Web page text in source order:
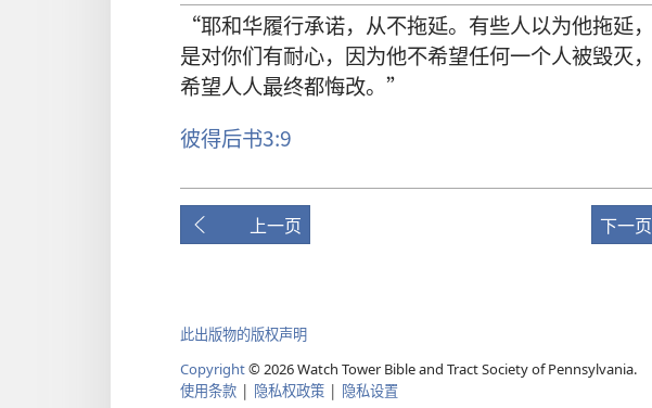
“耶和华履行承诺， 从不拖延。 有些人以为他拖延，
是对你们有耐心， 因为他不希望任何一个人被毁灭，
希望人人最终都悔改。”
彼得后书3:9
上一页 下一页
此出版物的版权声明
Copyright© 2026 Watch Tower Bible and Tract Society of Pennsylvania.
使用条款 | 隐私权政策 | 隐私设置